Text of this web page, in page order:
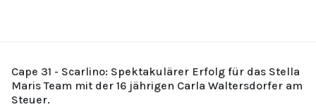
Cape 31 - Scarlino: Spektakulärer Erfolg für das Stella
Maris Team mit der 16 jährigen Carla Waltersdorfer am
Steuer.